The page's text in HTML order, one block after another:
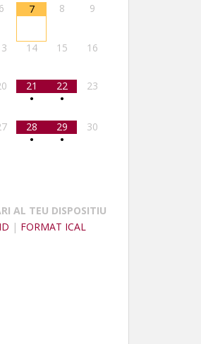
6 7 8 9
14 15 16
21
•
22
•
23
28
•
29
•
30
AL TEU DISPOSITIU
| FORMAT ICAL